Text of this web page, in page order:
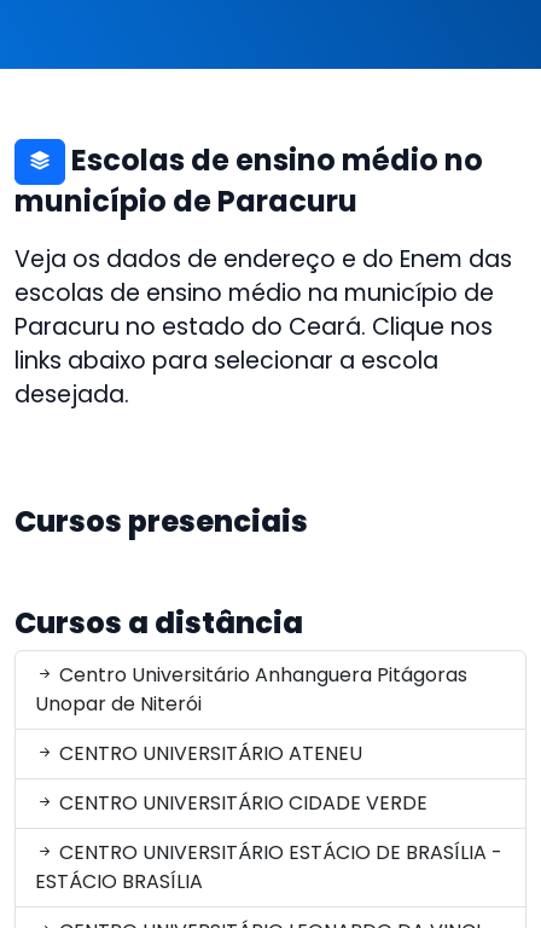
Escolas de ensino médio no
município de Paracuru
Veja os dados de endereço e do Enem das
escolas de ensino médio na município de
Paracuru no estado do Ceará. Clique nos
links abaixo para selecionar a escola
desejada.
Cursos presenciais
Cursos a distância
Centro Universitário Anhanguera Pitágoras
Unopar de Niterói
CENTRO UNIVERSITÁRIO ATENEU
CENTRO UNIVERSITÁRIO CIDADE VERDE
CENTRO UNIVERSITÁRIO ESTÁCIO DE BRASÍLIA -
ESTÁCIO BRASÍLIA